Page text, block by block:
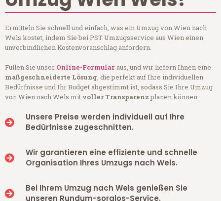
Ermitteln Sie schnell und einfach, was ein Umzug von Wien nach
Wels kostet, indem Sie bei PST Umzugsservice aus Wien einen
unverbindlichen Kostenvoranschlag anfordern.
Füllen Sie unser Online-Formular aus, und wir liefern Ihnen eine
maßgeschneiderte Lösung, die perfekt auf Ihre individuellen
Bedürfnisse und Ihr Budget abgestimmt ist, sodass Sie Ihre Umzug
von Wien nach Wels mit voller Transparenzplanen können.
Unsere Preise werden individuell auf Ihre
Bedürfnisse zugeschnitten.
Wir garantieren eine effiziente und schnelle
Organisation Ihres Umzugs nach Wels.
Bei Ihrem Umzug nach Wels genießen Sie
unseren Rundum-sorglos-Service.